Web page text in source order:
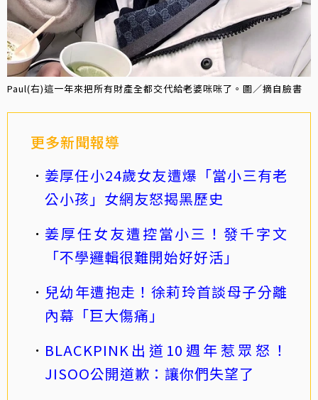
Paul(右)這一年來把所有財產全都交代給老婆咪咪了。圖／摘自臉書
更多新聞報導
姜厚任小24歲女友遭爆「當小三有老
公小孩」女網友怒揭黑歷史
姜厚任女友遭控當小三！發千字文
「不學邏輯很難開始好好活」
兒幼年遭抱走！徐莉玲首談母子分離
內幕「巨大傷痛」
BLACKPINK出道10週年惹眾怒！
JISOO公開道歉：讓你們失望了